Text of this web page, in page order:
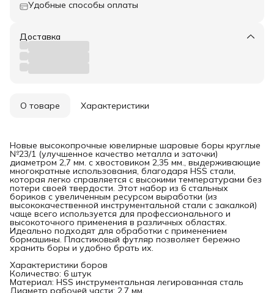
Удобные способы оплаты
Доставка
О товаре Характеристики
Новые высокопрочные ювелирные шаровые боры круглые
№23/1 (улучшенное качество металла и заточки)
диаметром 2,7 мм. с хвостовиком 2,35 мм., выдерживающие
многократные использования, благодаря HSS стали,
которая легко справляется с высокими температурами без
потери своей твердости. Этот набор из 6 стальных
бориков с увеличенным ресурсом выработки (из
высококачественной инструментальной стали с закалкой)
чаще всего используется для профессионального и
высокоточного применения в различных областях.
Идеально подходят для обработки с применением
бормашины. Пластиковый футляр позволяет бережно
хранить боры и удобно брать их.
Характеристики боров
Количество: 6 штук
Материал: HSS инструментальная легированная сталь
Диаметр рабочей части: 2,7 мм.